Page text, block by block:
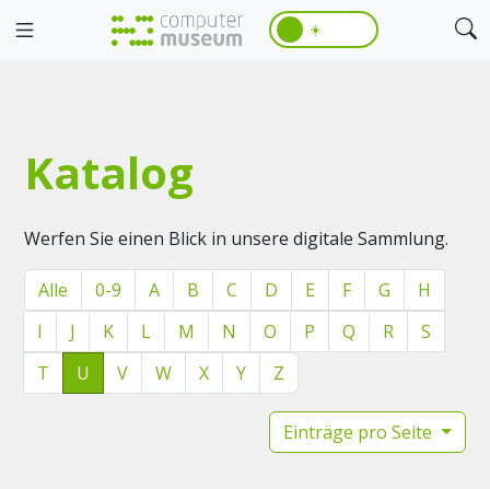
☀️
Katalog
Werfen Sie einen Blick in unsere digitale Sammlung.
Alle 0-9 A B C D E F G
H
I
J K L M N O P Q R
S
T
U V W X Y Z
Einträge pro Seite